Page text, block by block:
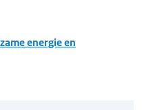
energie en